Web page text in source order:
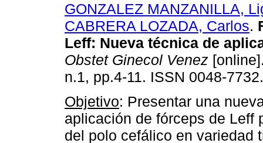
GONZALEZ MANZANILLA,
CABRERA LOZADA, Carlos.
Leff: Nueva técnica de
Obstet Ginecol Venez
n.1, pp.4-11. ISSN 0048-7732.
Objetivo: Presentar una
aplicación de fórceps de Leff
del polo cefálico en variedad